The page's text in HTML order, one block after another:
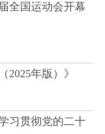
全国运动会开幕
年版）》
习贯彻党的二十